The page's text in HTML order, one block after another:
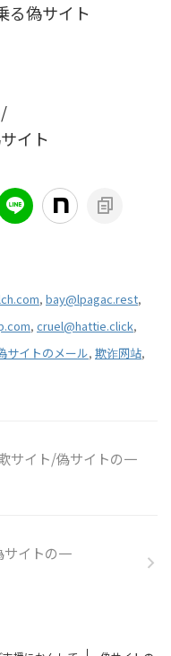
る偽サイト
イト
, bay@lpagac.rest,
, cruel@hattie.click,
サイトのメール, 欺诈网站,
サイト/偽サイトの一
サイトの一